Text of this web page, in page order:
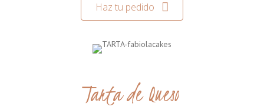
Haz tu pedido
Tarta de Queso